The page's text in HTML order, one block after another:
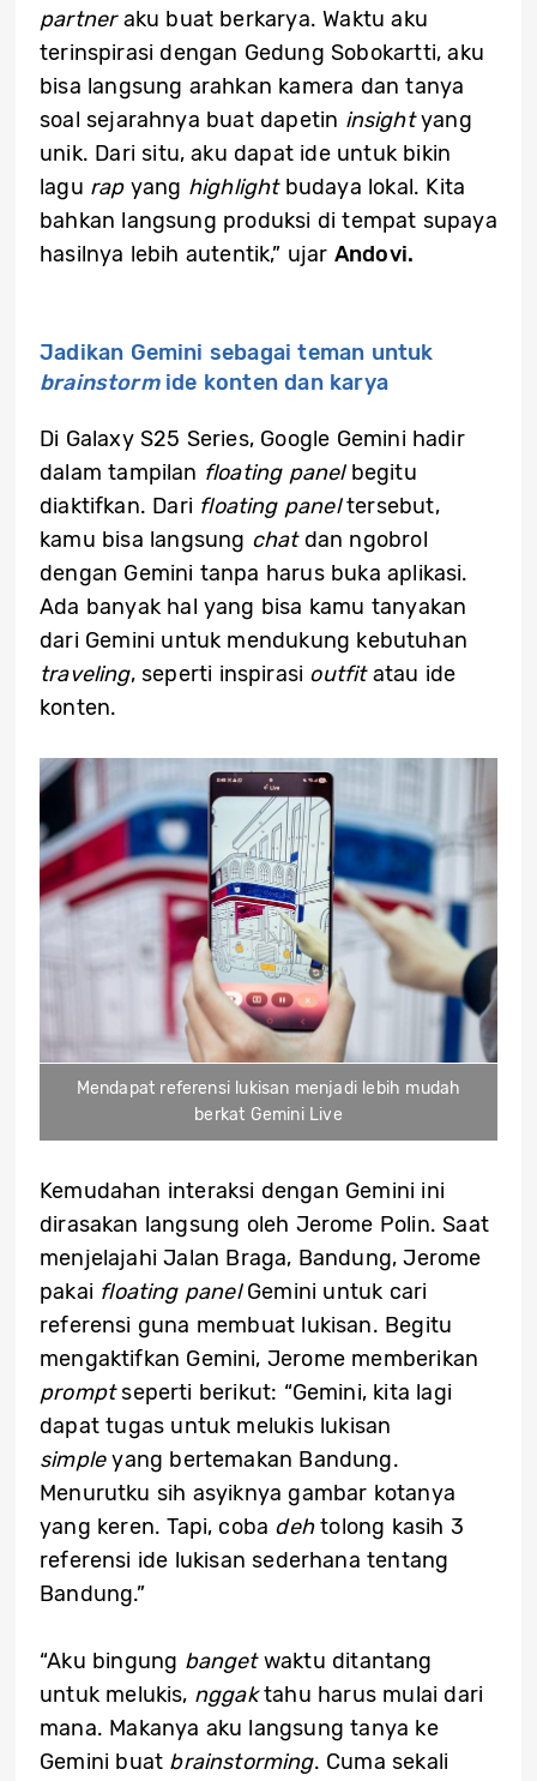
partneraku buat berkarya. Waktu aku
terinspirasi dengan Gedung Sobokartti, aku
bisa langsung arahkan kamera dan tanya
soal sejarahnya buat dapetin insightyang
unik. Dari situ, aku dapat ide untuk bikin
lagu rapyang highlightbudaya lokal. Kita
bahkan langsung produksi di tempat supaya
hasilnya lebih autentik,” ujar Andovi.
Jadikan Gemini sebagai teman untuk
brainstormide konten dan karya
Di Galaxy S25 Series, Google Gemini hadir
dalam tampilan floating panel begitu
diaktifkan. Dari floating paneltersebut,
kamu bisa langsung chatdan ngobrol
dengan Gemini tanpa harus buka aplikasi.
Ada banyak hal yang bisa kamu tanyakan
dari Gemini untuk mendukung kebutuhan
traveling, seperti inspirasi outfitatau ide
konten.
Mendapat referensi lukisan menjadi lebih mudah
berkat Gemini Live
Kemudahan interaksi dengan Gemini ini
dirasakan langsung oleh Jerome Polin. Saat
menjelajahi Jalan Braga, Bandung, Jerome
pakai floating panelGemini untuk cari
referensi guna membuat lukisan. Begitu
mengaktifkan Gemini, Jerome memberikan
promptseperti berikut: “Gemini, kita lagi
dapat tugas untuk melukis lukisan
simpleyang bertemakan Bandung.
Menurutku sih asyiknya gambar kotanya
yang keren. Tapi, coba dehtolong kasih 3
referensi ide lukisan sederhana tentang
Bandung.”
“Aku bingung bangetwaktu ditantang
untuk melukis, nggaktahu harus mulai dari
mana. Makanya aku langsung tanya ke
Gemini buat brainstorming. Cuma sekali